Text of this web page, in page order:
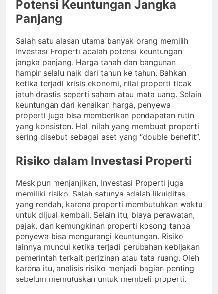
Potensi Keuntungan Jangka
Panjang
Salah satu alasan utama banyak orang memilih
Investasi Properti adalah potensi keuntungan
jangka panjang. Harga tanah dan bangunan
hampir selalu naik dari tahun ke tahun. Bahkan
ketika terjadi krisis ekonomi, nilai properti tidak
jatuh drastis seperti saham atau mata uang. Selain
keuntungan dari kenaikan harga, penyewa
properti juga bisa memberikan pendapatan rutin
yang konsisten. Hal inilah yang membuat properti
sering disebut sebagai aset yang “double benefit”.
Risiko dalam Investasi Properti
Meskipun menjanjikan, Investasi Properti juga
memiliki risiko. Salah satunya adalah likuiditas
yang rendah, karena properti membutuhkan waktu
untuk dijual kembali. Selain itu, biaya perawatan,
pajak, dan kemungkinan properti kosong tanpa
penyewa bisa mengurangi keuntungan. Risiko
lainnya muncul ketika terjadi perubahan kebijakan
pemerintah terkait perizinan atau tata ruang. Oleh
karena itu, analisis risiko menjadi bagian penting
sebelum memutuskan untuk membeli properti.